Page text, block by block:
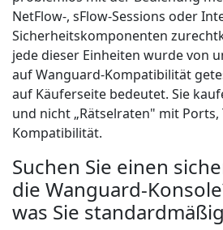
NetFlow-, sFlow-Sessions oder
Sicherheitskomponenten
jede dieser Einheiten wurde von
auf Wanguard-Kompatibilität
auf Käuferseite bedeutet. Sie
und nicht „Rätselraten" mit Ports,
Kompatibilität.
Suchen Sie einen
die Wanguard-
was Sie